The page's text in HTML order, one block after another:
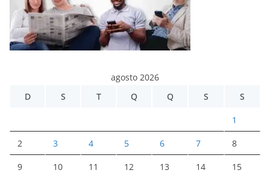
agosto 2026
D
S T Q Q S S
1
2 3 4 5 6 7 8
9 10 11 12 13 14 15